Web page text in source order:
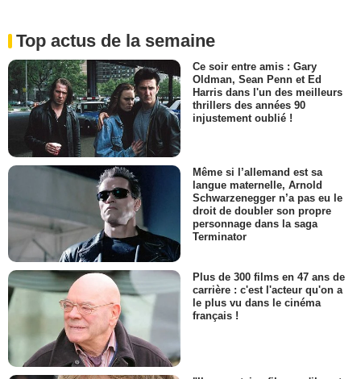
Top actus de la semaine
Ce soir entre amis : Gary
Oldman, Sean Penn et Ed
Harris dans l'un des meilleurs
thrillers des années 90
injustement oublié !
Même si l’allemand est sa
langue maternelle, Arnold
Schwarzenegger n’a pas eu le
droit de doubler son propre
personnage dans la saga
Terminator
Plus de 300 films en 47 ans de
carrière : c'est l'acteur qu'on a
le plus vu dans le cinéma
français !